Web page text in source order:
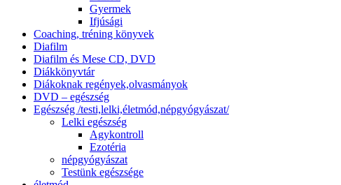
Gyermek
Ifjúsági
Coaching, tréning könyvek
Diafilm
Diafilm és Mese CD, DVD
Diákkönyvtár
Diákoknak regények,olvasmányok
DVD – egészség
Egészség /testi,lelki,életmód,népgyógyászat/
Lelki egészség
Agykontroll
Ezotéria
népgyógyászat
Testünk egészsége